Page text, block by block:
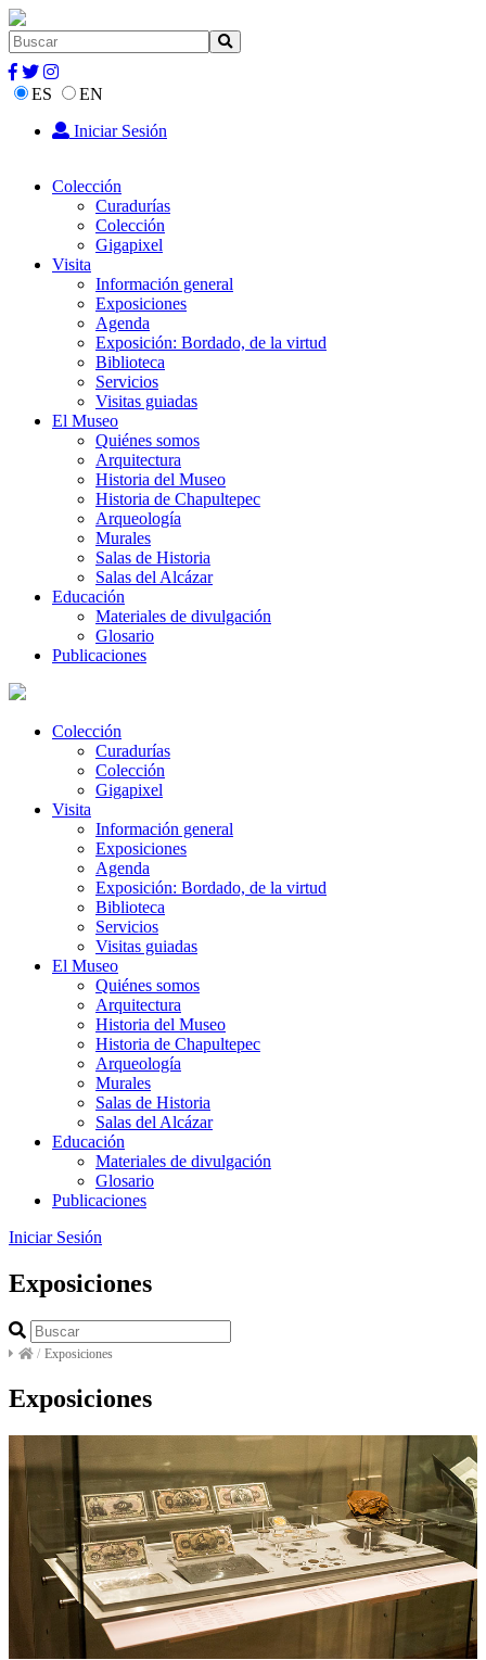
ES
EN
Iniciar Sesión
Colección
Curadurías
Colección
Gigapixel
Visita
Información general
Exposiciones
Agenda
Exposición: Bordado, de la virtud
Biblioteca
Servicios
Visitas guiadas
El Museo
Quiénes somos
Arquitectura
Historia del Museo
Historia de Chapultepec
Arqueología
Murales
Salas de Historia
Salas del Alcázar
Educación
Materiales de divulgación
Glosario
Publicaciones
Colección
Curadurías
Colección
Gigapixel
Visita
Información general
Exposiciones
Agenda
Exposición: Bordado, de la virtud
Biblioteca
Servicios
Visitas guiadas
El Museo
Quiénes somos
Arquitectura
Historia del Museo
Historia de Chapultepec
Arqueología
Murales
Salas de Historia
Salas del Alcázar
Educación
Materiales de divulgación
Glosario
Publicaciones
Iniciar Sesión
Exposiciones
/ Exposiciones
Exposiciones